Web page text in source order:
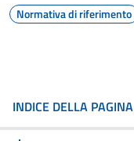
Normativa di riferimento
INDICE DELLA PAGINA